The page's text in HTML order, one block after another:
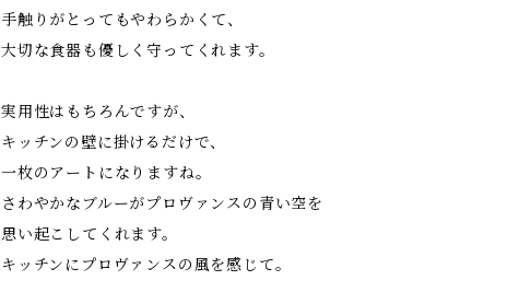
手触りがとってもやわらかくて、
大切な食器も優しく守ってくれます。
実用性はもちろんですが、
キッチンの壁に掛けるだけで、
一枚のアートになりますね。
さわやかなブルーがプロヴァンスの青い空を
思い起こしてくれます。
キッチンにプロヴァンスの風を感じて。